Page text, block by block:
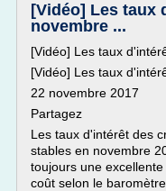
[Vidéo] Les taux
novembre ...
[Vidéo] Les taux
[Vidéo] Les taux
22 novembre 2017
Partagez
Les taux d'intérêt des
stables en novembre
toujours une
coût selon le baromètre